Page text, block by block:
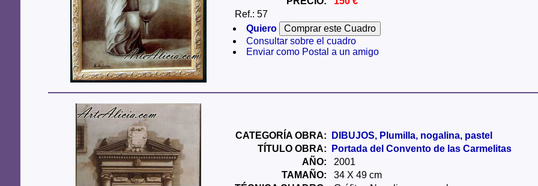
Ref.: 57
Quiero
Consultar sobre el cuadro
Enviar como Postal a un amigo
CATEGORÍA OBRA:
DIBUJOS, Plumilla, nogalina, pastel
TÍTULO OBRA:
Portada del Convento de las Carmelitas
AÑO:
2001
TAMAÑO:
34 X 49 cm